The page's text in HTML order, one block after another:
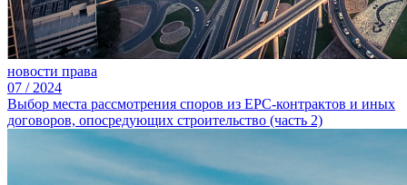
новости права
07 / 2024
Выбор места рассмотрения споров из ЕРС-контрактов и иных
договоров, опосредующих строительство (часть 2)